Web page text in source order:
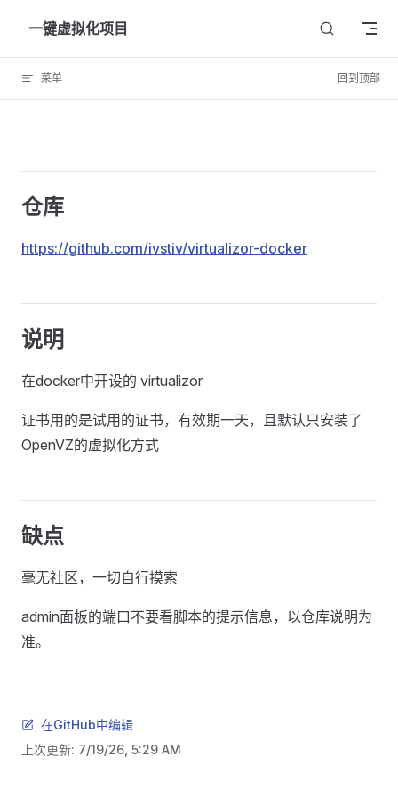
Skip to content
一键虚拟化项目
菜单 回到顶部
仓库
https://github.com/ivstiv/virtualizor-docker
说明
在docker中开设的 virtualizor
证书用的是试用的证书，有效期一天，且默认只安装了
OpenVZ的虚拟化方式
缺点
毫无社区，一切自行摸索
admin面板的端口不要看脚本的提示信息，以仓库说明为
准。
在GitHub中编辑
上次更新: 7/19/26, 5:29 AM